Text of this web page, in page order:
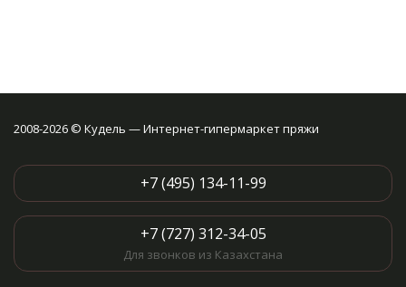
2008-2026 © Кудель — Интернет-гипермаркет пряжи
+7 (495) 134-11-99
+7 (727) 312-34-05
Для звонков из Казахстана